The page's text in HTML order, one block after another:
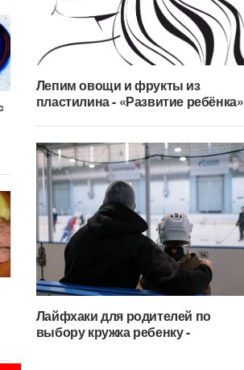
Лепим овощи и фрукты из
пластилина - «Развитие ребёнка»
Лайфхаки для родителей по
выбору кружка ребенку -